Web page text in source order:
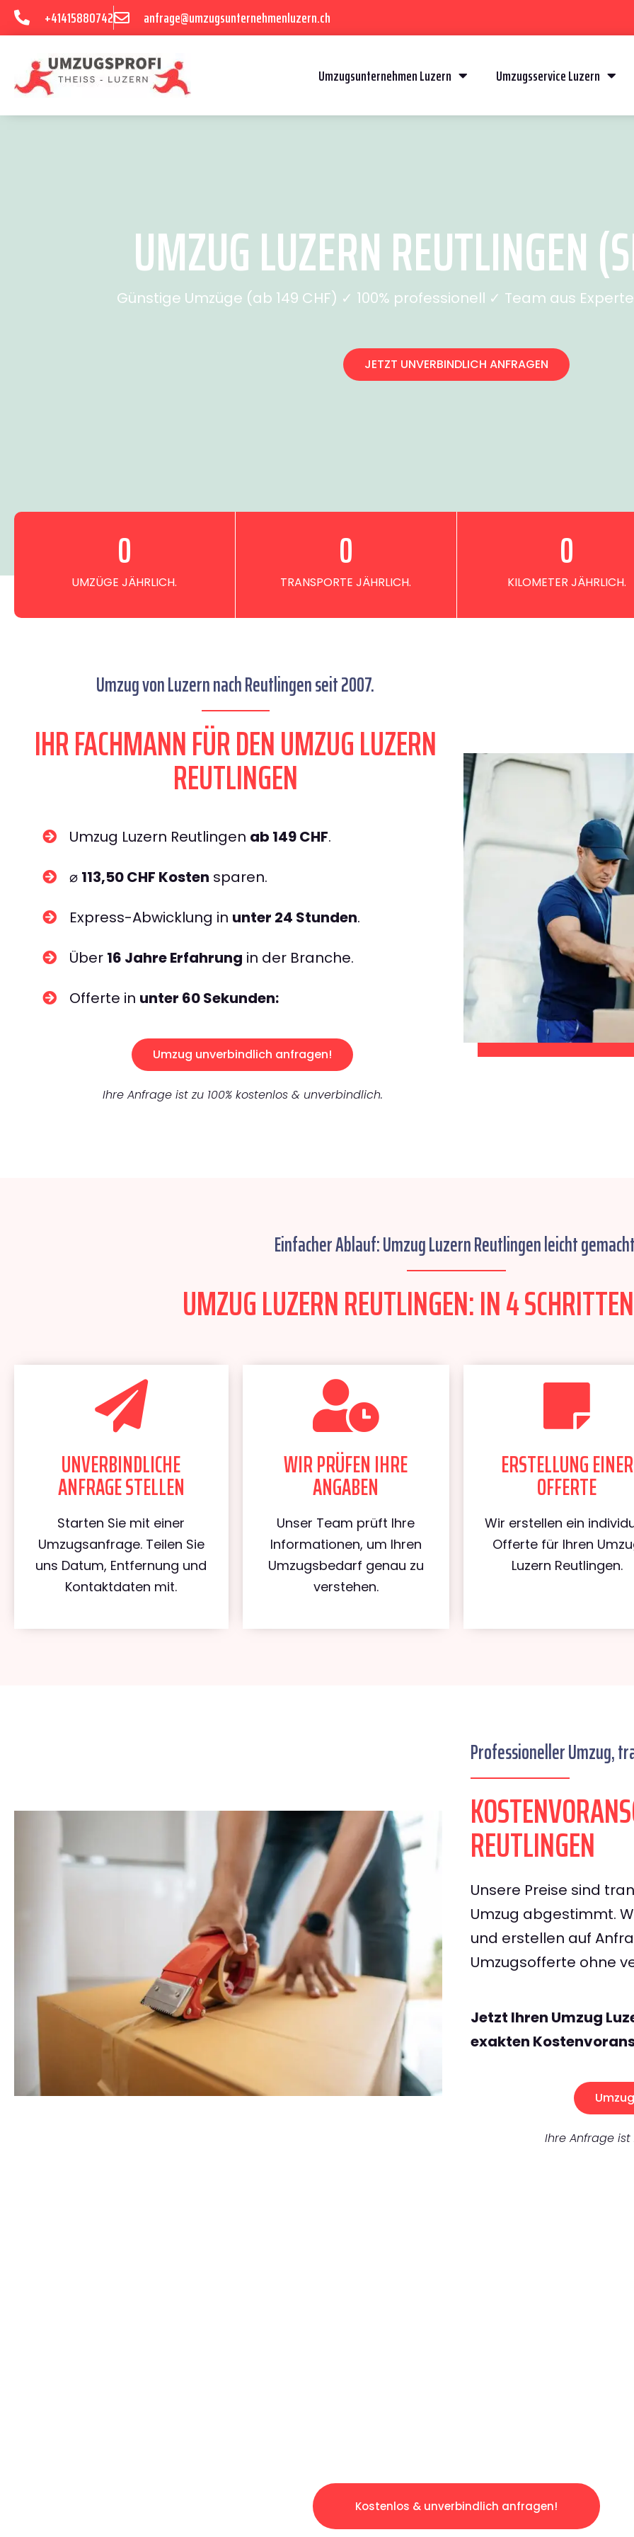
+41415880742 anfrage@umzugsunternehmenluzern.ch
Umzugsunternehmen Luzern Umzugsservice Luzern
UMZUG LUZERN REUTLINGEN
Günstige Umzüge (ab 149 CHF) ✓ 100% professionell ✓ Team aus
JETZT UNVERBINDLICH ANFRAGEN
UMZÜGE JÄHRLICH.
0
TRANSPORTE JÄHRLICH.
0
KILOMETER JÄHRLICH.
0
Umzug von Luzern nach Reutlingen seit 2007.
IHR FACHMANN FÜR DEN UMZUG LUZERN
REUTLINGEN
Umzug Luzern Reutlingen ab 149 CHF.
⌀ 113,50 CHF Kosten sparen.
Express-Abwicklung in unter 24 Stunden.
Über 16 Jahre Erfahrung in der Branche.
Offerte in unter 60 Sekunden:
Umzug unverbindlich anfragen!
Ihre Anfrage ist zu 100% kostenlos & unverbindlich.
Einfacher Ablauf: Umzug Luzern Reutlingen leicht
UMZUG LUZERN REUTLINGEN: IN 4
UNVERBINDLICHE
ANFRAGE STELLEN
Starten Sie mit einer
Umzugsanfrage. Teilen Sie
uns Datum, Entfernung und
Kontaktdaten mit.
WIR PRÜFEN IHRE
ANGABEN
Unser Team prüft Ihre
Informationen, um Ihren
Umzugsbedarf genau zu
verstehen.
ERSTELLUNG EINER
OFFERTE
Wir erstellen ein
Offerte für Ihren
Luzern Reutlingen.
Professioneller Umzug,
REUTLINGEN
Unsere Preise sind
Umzug abgestimmt.
und erstellen auf
Umzugsofferte ohne
Jetzt Ihren Umzug
exakten
Ihre Anfrage ist
Kostenlos & unverbindlich anfragen!